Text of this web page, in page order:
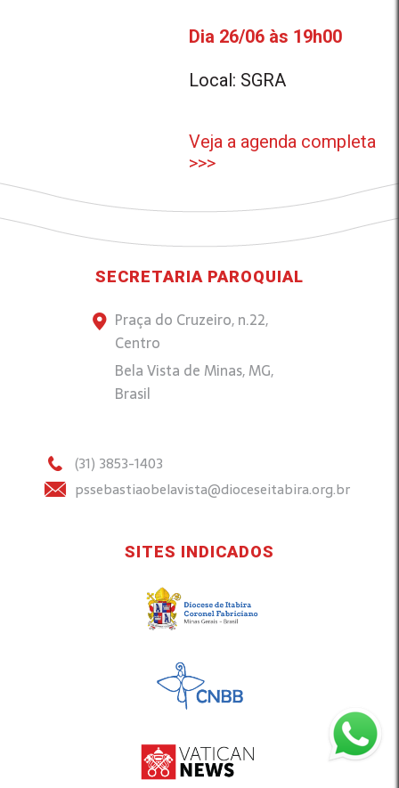
Dia 26/06 às 19h00
Local: SGRA
Veja a agenda completa
>>>
SECRETARIA PAROQUIAL
Praça do Cruzeiro, n.22,
Centro
Bela Vista de Minas, MG,
Brasil
(31) 3853-1403
pssebastiaobelavista@dioceseitabira.org.br
SITES INDICADOS